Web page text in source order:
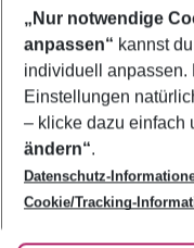
Footer
Footer navigation
Über uns
AGB
Bestpreisgarantie
Cookie-Einstellungen
Cookie-Richtlinie
Agenturbetreuung
Barrierefreies Reisen
Folge uns
„Nur notwendige
anpassen“ kannst
individuell anpassen.
Einstellungen
– klicke dazu einfach
ändern“.
Datenschutz-
Cookie/Tracking-